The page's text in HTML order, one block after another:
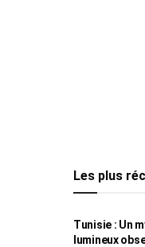
Les plus
Tunisie : Un
lumineux